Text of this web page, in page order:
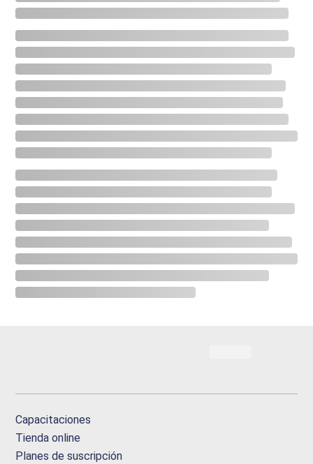
Capacitaciones
Tienda online
Planes de suscripción